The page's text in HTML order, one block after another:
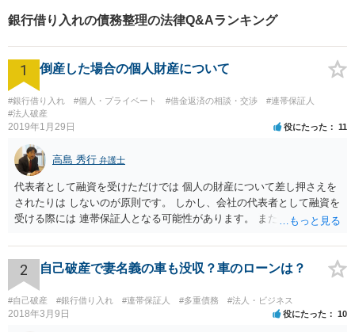
銀行借り入れの債務整理の法律Q&Aランキング
1 倒産した場合の個人財産について
#銀行借り入れ #個人・プライベート #借金返済の相談・交渉
#連帯保証人
#法人破産
2019年1月29日 役にたった 11
高島 秀行 弁護士
代表者として融資を受けただけでは 個人の財産について差し押さえを
されたりは しないのが原則です。 しかし、会社の代表者として融資を
受ける際には 連帯保証人となる可能性があります。 また、返済が厳し
があります。 個人の財産について責任を免れたいのであれば 連帯保証
人にもならず、 返済計画が確実であると言える場合のみ 融資を受ける
ことにする他ないと思います。
2 自己破産で妻名義の車も没収？車のローンは？
#自己破産 #銀行借り入れ #連帯保証人 #多重債務 #法人・ビジネス
2018年3月9日 役にたった 10